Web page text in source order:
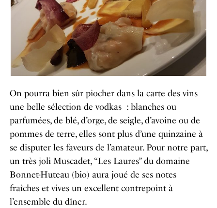
On pourra bien sûr piocher dans la carte des vins
une belle sélection de vodkas : blanches ou
parfumées, de blé, d’orge, de seigle, d’avoine ou de
pommes de terre, elles sont plus d’une quinzaine à
se disputer les faveurs de l’amateur. Pour notre part,
un très joli Muscadet, “Les Laures” du domaine
Bonnet-Huteau (bio) aura joué de ses notes
fraîches et vives un excellent contrepoint à
l’ensemble du dîner.